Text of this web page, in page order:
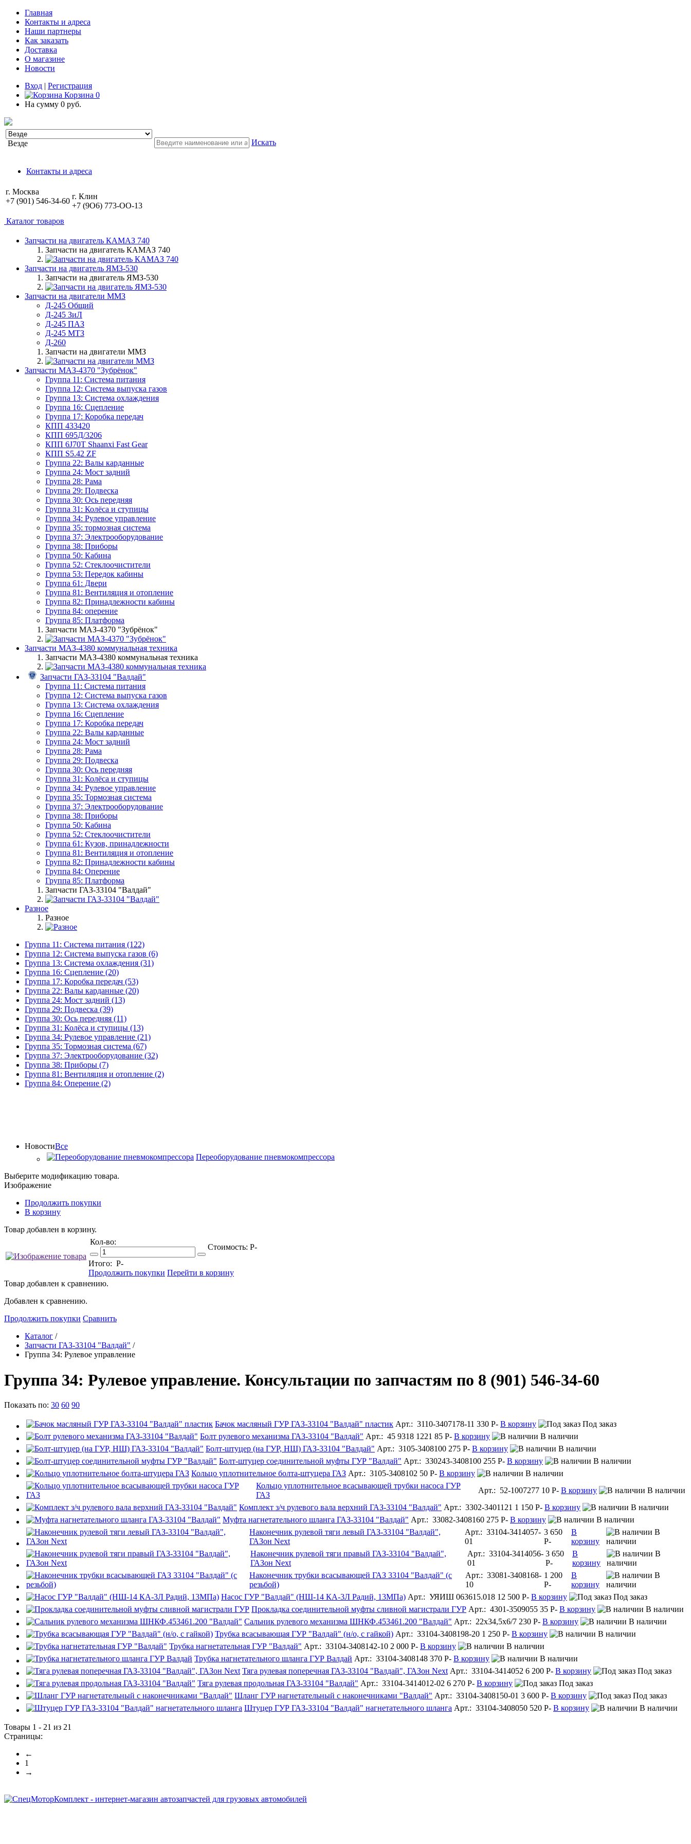
Главная
Контакты и адреса
Наши партнеры
Как заказать
Доставка
О магазине
Новости
Вход | Регистрация
Корзина 0
На сумму 0 руб.
Везде Искать
Контакты и адреса
г. Москва
+7 (901) 546-34-60
г. Клин
+7 (9O6) 773-OO-13
Каталог товаров
Запчасти на двигатель КАМАЗ 740
Запчасти на двигатель КАМАЗ 740
Запчасти на двигатель ЯМЗ-530
Запчасти на двигатель ЯМЗ-530
Запчасти на двигатели ММЗ
Д-245 Общий
Д-245 ЗиЛ
Д-245 ПАЗ
Д-245 МТЗ
Д-260
Запчасти на двигатели ММЗ
Запчасти МАЗ-4370 "Зубрёнок"
Группа 11: Система питания
Группа 12: Система выпуска газов
Группа 13: Система охлаждения
Группа 16: Сцепление
Группа 17: Коробка передач
КПП 433420
КПП 695Д/3206
КПП 6J70T Shaanxi Fast Gear
КПП S5.42 ZF
Группа 22: Валы карданные
Группа 24: Мост задний
Группа 28: Рама
Группа 29: Подвеска
Группа 30: Ось передняя
Группа 31: Колёса и ступицы
Группа 34: Рулевое управление
Группа 35: тормозная система
Группа 37: Электрооборудование
Группа 38: Приборы
Группа 50: Кабина
Группа 52: Стеклоочистители
Группа 53: Передок кабины
Группа 61: Двери
Группа 81: Вентиляция и отопление
Группа 82: Принадлежности кабины
Группа 84: оперение
Группа 85: Платформа
Запчасти МАЗ-4370 "Зубрёнок"
Запчасти МАЗ-4380 коммунальная техника
Запчасти МАЗ-4380 коммунальная техника
Запчасти ГАЗ-33104 "Валдай"
Группа 11: Система питания
Группа 12: Система выпуска газов
Группа 13: Система охлаждения
Группа 16: Сцепление
Группа 17: Коробка передач
Группа 22: Валы карданные
Группа 24: Мост задний
Группа 28: Рама
Группа 29: Подвеска
Группа 30: Ось передняя
Группа 31: Колёса и ступицы
Группа 34: Рулевое управление
Группа 35: Тормозная система
Группа 37: Электрооборудование
Группа 38: Приборы
Группа 50: Кабина
Группа 52: Стеклоочистители
Группа 61: Кузов, принадлежности
Группа 81: Вентиляция и отопление
Группа 82: Принадлежности кабины
Группа 84: Оперение
Группа 85: Платформа
Запчасти ГАЗ-33104 "Валдай"
Разное
Разное
Группа 11: Система питания (122)
Группа 12: Система выпуска газов (6)
Группа 13: Система охлаждения (31)
Группа 16: Сцепление (20)
Группа 17: Коробка передач (53)
Группа 22: Валы карданные (20)
Группа 24: Мост задний (13)
Группа 29: Подвеска (39)
Группа 30: Ось передняя (11)
Группа 31: Колёса и ступицы (13)
Группа 34: Рулевое управление (21)
Группа 35: Тормозная система (67)
Группа 37: Электрооборудование (32)
Группа 38: Приборы (7)
Группа 81: Вентиляция и отопление (2)
Группа 84: Оперение (2)
НовостиВсе
Переоборудование пневмокомпрессора
Выберите модификацию товара.
Изображение
Продолжить покупки
В корзину
Товар добавлен в корзину.
Кол-во:
Стоимость: Р-
Итого: Р-
Продолжить покупки Перейти в корзину
Товар добавлен к сравнению.
Добавлен к сравнению.
Продолжить покупки Сравнить
Каталог /
Запчасти ГАЗ-33104 "Валдай" /
Группа 34: Рулевое управление
Группа 34: Рулевое управление. Консультации по запчастям по 8 (901) 546-34-60
Показать по: 30 60 90
Бачок масляный ГУР ГАЗ-33104 "Валдай" пластик Арт.: 3110-3407178-11 330 P- В корзину
Под заказ
Болт рулевого механизма ГАЗ-33104 "Валдай" Арт.: 45 9318 1221 85 P- В корзину
В наличии
Болт-штуцер (на ГУР, НШ) ГАЗ-33104 "Валдай" Арт.: 3105-3408100 275 P- В корзину
В наличии
Болт-штуцер соединительной муфты ГУР "Валдай" Арт.: 330243-3408100 255 P- В корзину
В наличии
Кольцо уплотнительное болта-штуцера ГАЗ Арт.: 3105-3408102 50 P- В корзину
В наличии
Кольцо уплотнительное всасывающей трубки насоса ГУР
ГАЗ
Арт.: 52-1007277 10 P- В корзину
В наличии
Комплект з/ч рулевого вала верхний ГАЗ-33104 "Валдай" Арт.: 3302-3401121 1 150 P- В корзину
В наличии
Муфта нагнетательного шланга ГАЗ-33104 "Валдай" Арт.: 33082-3408160 275 P- В корзину
В наличии
Наконечник рулевой тяги левый ГАЗ-33104 "Валдай",
ГАЗон Next
Арт.: 33104-3414057-
01
3 650
P-
В
корзину
В
наличии
Наконечник рулевой тяги правый ГАЗ-33104 "Валдай",
ГАЗон Next
Арт.: 33104-3414056-
01
3 650
P-
В
корзину
В
наличии
Наконечник трубки всасывающей ГАЗ 33104 "Валдай" (с
резьбой)
Арт.: 33081-3408168-
10
1 200
P-
В
корзину
В
наличии
Насос ГУР "Валдай" (НШ-14 КА-3Л Радий, 13МПа) Арт.: УЯИШ 063615.018 12 500 P- В корзину
Под заказ
Прокладка соединительной муфты сливной магистрали ГУР Арт.: 4301-3509055 35 P- В корзину
В наличии
Сальник рулевого механизма ШНКФ.453461.200 "Валдай" Арт.: 22х34,5х6/7 230 P- В корзину
В наличии
Трубка всасывающая ГУР "Валдай" (н/о, с гайкой) Арт.: 33104-3408198-20 1 250 P- В корзину
В наличии
Трубка нагнетательная ГУР "Валдай" Арт.: 33104-3408142-10 2 000 P- В корзину
В наличии
Трубка нагнетательного шланга ГУР Валдай Арт.: 33104-3408148 370 P- В корзину
В наличии
Тяга рулевая поперечная ГАЗ-33104 "Валдай", ГАЗон Next Арт.: 33104-3414052 6 200 P- В корзину
Под заказ
Тяга рулевая продольная ГАЗ-33104 "Валдай" Арт.: 33104-3414012-02 6 270 P- В корзину
Под заказ
Шланг ГУР нагнетательный с наконечниками "Валдай" Арт.: 33104-3408150-01 3 600 P- В корзину
Под заказ
Штуцер ГУР ГАЗ-33104 "Валдай" нагнетательного шланга Арт.: 33104-3408050 520 P- В корзину В наличии
Товары 1 - 21 из 21
Страницы:
←
1
→